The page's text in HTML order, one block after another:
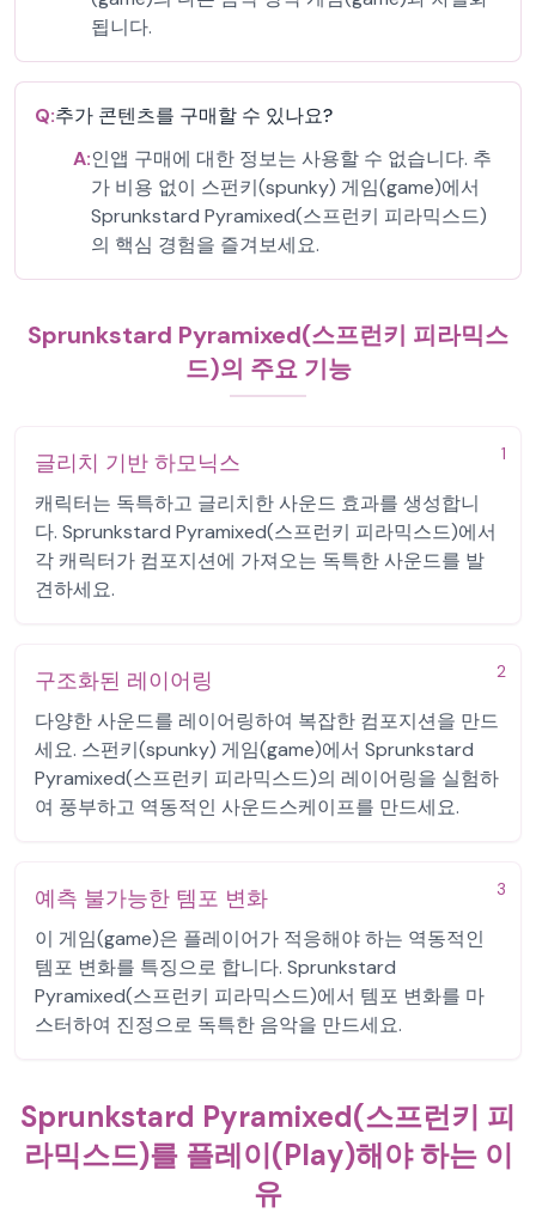
됩니다.
Q:추가 콘텐츠를 구매할 수 있나요?
A:인앱 구매에 대한 정보는 사용할 수 없습니다. 추
가 비용 없이 스펀키(spunky) 게임(game)에서
Sprunkstard Pyramixed(스프런키 피라믹스드)
의 핵심 경험을 즐겨보세요.
Sprunkstard Pyramixed(스프런키 피라믹스
드)의 주요 기능
1
글리치 기반 하모닉스
캐릭터는 독특하고 글리치한 사운드 효과를 생성합니
다. Sprunkstard Pyramixed(스프런키 피라믹스드)에서
각 캐릭터가 컴포지션에 가져오는 독특한 사운드를 발
견하세요.
2
구조화된 레이어링
다양한 사운드를 레이어링하여 복잡한 컴포지션을 만드
세요. 스펀키(spunky) 게임(game)에서 Sprunkstard
Pyramixed(스프런키 피라믹스드)의 레이어링을 실험하
여 풍부하고 역동적인 사운드스케이프를 만드세요.
3
예측 불가능한 템포 변화
이 게임(game)은 플레이어가 적응해야 하는 역동적인
템포 변화를 특징으로 합니다. Sprunkstard
Pyramixed(스프런키 피라믹스드)에서 템포 변화를 마
스터하여 진정으로 독특한 음악을 만드세요.
Sprunkstard Pyramixed(스프런키 피
라믹스드)를 플레이(Play)해야 하는 이
유